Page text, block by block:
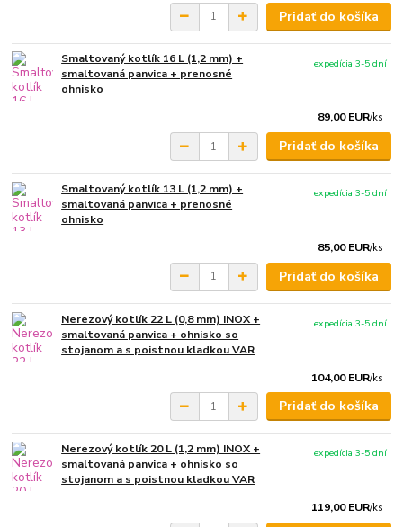
Pridať do košíka
Smaltovaný kotlík 16 L (1,2 mm) +
smaltovaná panvica + prenosné
ohnisko
89,00 EUR/ks
expedícia 3-5 dní
Pridať do košíka
Smaltovaný kotlík 13 L (1,2 mm) +
smaltovaná panvica + prenosné
ohnisko
85,00 EUR/ks
expedícia 3-5 dní
Pridať do košíka
Nerezový kotlík 22 L (0,8 mm) INOX +
smaltovaná panvica + ohnisko so
stojanom a s poistnou kladkou VAR
104,00 EUR/ks
expedícia 3-5 dní
Pridať do košíka
Nerezový kotlík 20 L (1,2 mm) INOX +
smaltovaná panvica + ohnisko so
stojanom a s poistnou kladkou VAR
119,00 EUR/ks
expedícia 3-5 dní